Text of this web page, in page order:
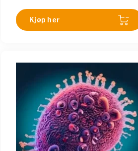
Kjøp her